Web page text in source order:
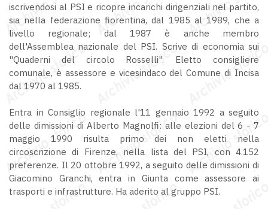
iscrivendosi al PSI e ricopre incarichi dirigenziali nel partito,
sia nella federazione fiorentina, dal 1985 al 1989, che a
livello regionale; dal 1987 è anche membro
dell'Assemblea nazionale del PSI. Scrive di economia sui
"Quaderni del circolo Rosselli". Eletto consigliere
comunale, è assessore e vicesindaco del Comune di Incisa
dal 1970 al 1985.
Entra in Consiglio regionale l'11 gennaio 1992 a seguito
delle dimissioni di Alberto Magnolfi: alle elezioni del 6 - 7
maggio 1990 risulta primo dei non eletti nella
circoscrizione di Firenze, nella lista del PSI, con 4.152
preferenze. Il 20 ottobre 1992, a seguito delle dimissioni di
Giacomino Granchi, entra in Giunta come assessore ai
trasporti e infrastrutture. Ha aderito al gruppo PSI.